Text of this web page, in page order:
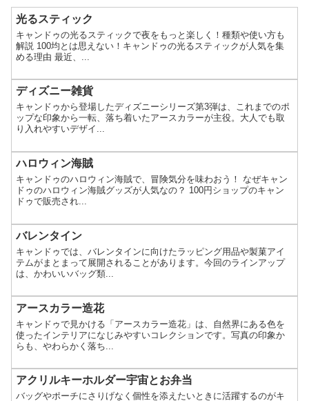
光るスティック
キャンドゥの光るスティックで夜をもっと楽しく！種類や使い方も
解説 100均とは思えない！キャンドゥの光るスティックが人気を集
める理由 最近、...
ディズニー雑貨
キャンドゥから登場したディズニーシリーズ第3弾は、これまでのポ
ップな印象から一転、落ち着いたアースカラーが主役。大人でも取
り入れやすいデザイ...
ハロウィン海賊
キャンドゥのハロウィン海賊で、冒険気分を味わおう！ なぜキャン
ドゥのハロウィン海賊グッズが人気なの？ 100円ショップのキャン
ドゥで販売され...
バレンタイン
キャンドゥでは、バレンタインに向けたラッピング用品や製菓アイ
テムがまとまって展開されることがあります。今回のラインアップ
は、かわいいバッグ類...
アースカラー造花
キャンドゥで見かける「アースカラー造花」は、自然界にある色を
使ったインテリアになじみやすいコレクションです。写真の印象か
らも、やわらかく落ち...
アクリルキーホルダー宇宙とお弁当
バッグやポーチにさりげなく個性を添えたいときに活躍するのがキ